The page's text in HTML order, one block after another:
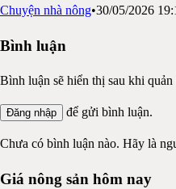
Chuyện nhà nông•30/05/2026
Bình luận
Bình luận sẽ hiển thị sau khi
Đăng nhập để gửi bình luận.
Chưa có bình luận nào. Hãy là
Giá nông sản hôm nay